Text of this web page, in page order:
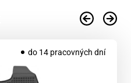
do 14 pracovných dní